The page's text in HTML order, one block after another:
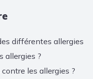
différentes allergies
allergies ?
les allergies ?